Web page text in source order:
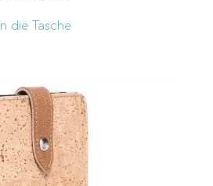
In die Tasche